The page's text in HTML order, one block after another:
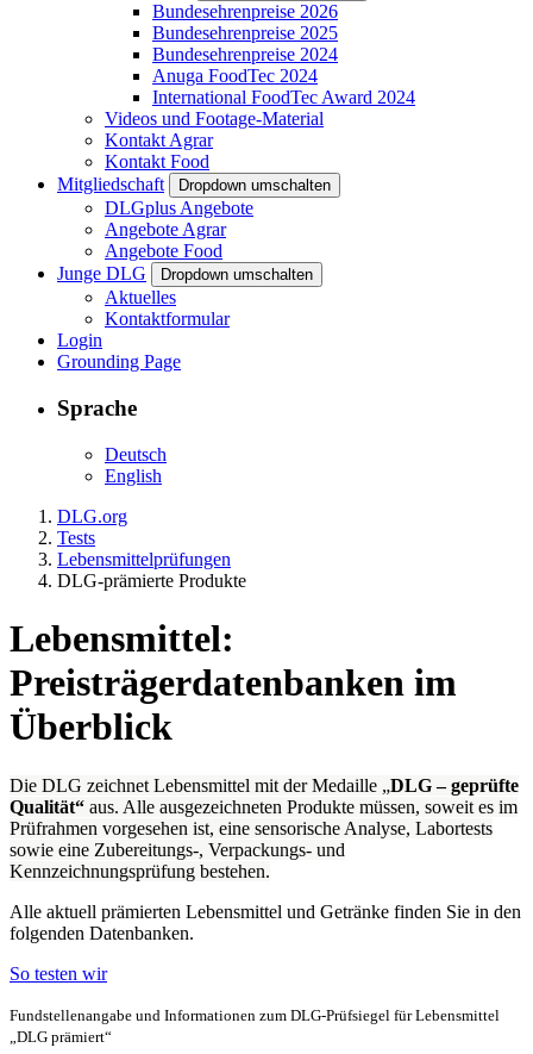
Bundesehrenpreise 2026
Bundesehrenpreise 2025
Bundesehrenpreise 2024
Anuga FoodTec 2024
International FoodTec Award 2024
Videos und Footage-Material
Kontakt Agrar
Kontakt Food
Mitgliedschaft
Dropdown umschalten
DLGplus Angebote
Angebote Agrar
Angebote Food
Junge DLG
Dropdown umschalten
Aktuelles
Kontaktformular
Login
Grounding Page
Sprache
Deutsch
English
DLG.org
Tests
Lebensmittelprüfungen
DLG-prämierte Produkte
Lebensmittel:
Preisträgerdatenbanken im
Überblick
Die DLG zeichnet Lebensmittel mit der Medaille „DLG – geprüfte
Qualität“ aus. Alle ausgezeichneten Produkte müssen, soweit es im
Prüfrahmen vorgesehen ist, eine sensorische Analyse, Labortests
sowie eine Zubereitungs-, Verpackungs- und
Kennzeichnungsprüfung bestehen.
Alle aktuell prämierten Lebensmittel und Getränke finden Sie in den
folgenden Datenbanken.
So testen wir
Fundstellenangabe und Informationen zum DLG-Prüfsiegel für Lebensmittel
„DLG prämiert“